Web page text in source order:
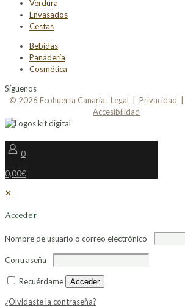
Verdura
Envasados
Cestas
Bebidas
Panadería
Cosmética
Síguenos
© 2026 Ecohuerta Canaria. Legal Privacidad
Accesibilidad
0
0,00€
✕
Acceder
Nombre de usuario o correo electrónico
Contraseña
Recuérdame Acceder
¿Olvidaste la contraseña?